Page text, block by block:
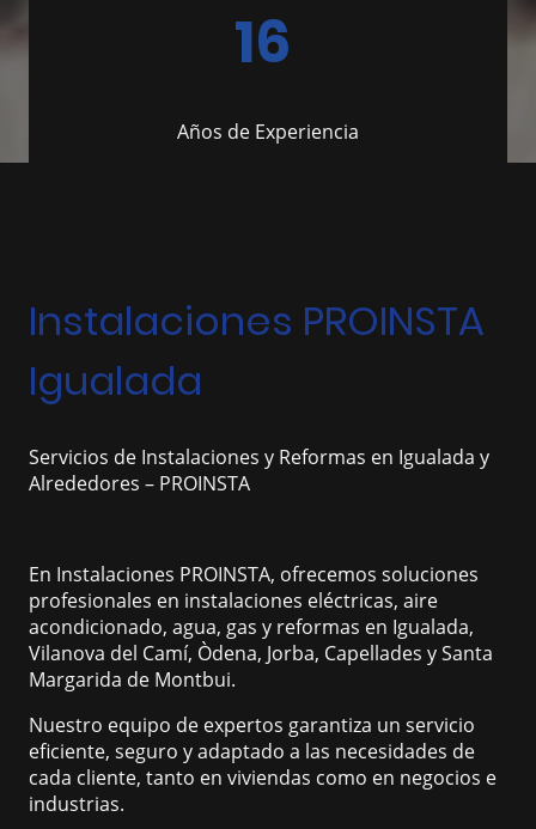
16
Años de Experiencia
Instalaciones PROINSTA
Igualada
Servicios de Instalaciones y Reformas en Igualada y
Alrededores – PROINSTA
En Instalaciones PROINSTA, ofrecemos soluciones
profesionales en instalaciones eléctricas, aire
acondicionado, agua, gas y reformas en Igualada,
Vilanova del Camí, Òdena, Jorba, Capellades y Santa
Margarida de Montbui.
Nuestro equipo de expertos garantiza un servicio
eficiente, seguro y adaptado a las necesidades de
cada cliente, tanto en viviendas como en negocios e
industrias.